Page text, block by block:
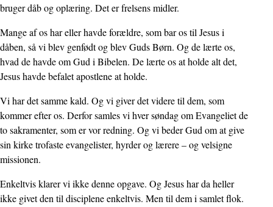
bruger dåb og oplæring. Det er frelsens midler.
Mange af os har eller havde forældre, som bar os til Jesus i
dåben, så vi blev genfødt og blev Guds Børn. Og de lærte os,
hvad de havde om Gud i Bibelen. De lærte os at holde alt det,
Jesus havde befalet apostlene at holde.
Vi har det samme kald. Og vi giver det videre til dem, som
kommer efter os. Derfor samles vi hver søndag om Evangeliet de
to sakramenter, som er vor redning. Og vi beder Gud om at give
sin kirke trofaste evangelister, hyrder og lærere – og velsigne
missionen.
Enkeltvis klarer vi ikke denne opgave. Og Jesus har da heller
ikke givet den til discip­lene enkeltvis. Men til dem i samlet flok.